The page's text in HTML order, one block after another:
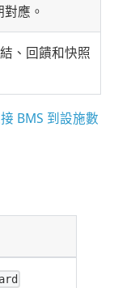
應。
、回饋和快照
BMS 到設施數